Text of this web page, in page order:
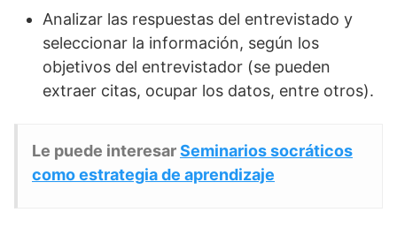
Analizar las respuestas del entrevistado y
seleccionar la información, según los
objetivos del entrevistador (se pueden
extraer citas, ocupar los datos, entre otros).
Le puede interesarSeminarios socráticos
como estrategia de aprendizaje